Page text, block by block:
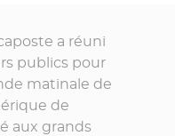
a réuni
publics pour
matinale de
de
aux grands